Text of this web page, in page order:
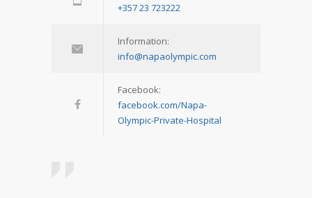
+357 23 723222
Information:
info@napaolympic.com
Facebook:
facebook.com/Napa-
Olympic-Private-Hospital